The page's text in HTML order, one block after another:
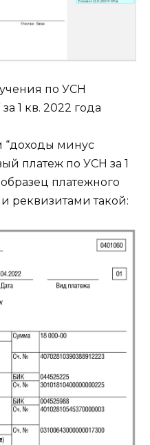
по УСН
1 кв. 2022 года
“доходы минус
платеж по УСН за 1
платежного
реквизитами такой: